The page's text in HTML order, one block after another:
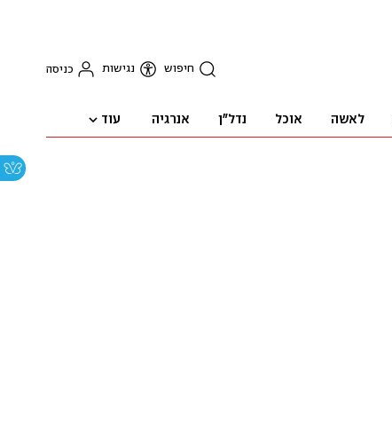
חיפוש נגישות כניסה
לאשה אוכל נדל"ן אנרגיה עוד